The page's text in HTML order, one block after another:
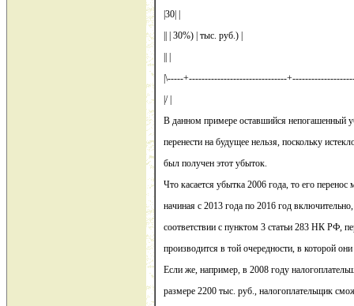
|30| |
|| | 30%) | тыс. руб.) |
|\-----+-------------------------------
|/ |
В данном примере оставшийся непогашенный
перенести на будущее нельзя, поскольку
был получен этот убыток.
Что касается убытка 2006 года, то его
начиная с 2013 года по 2016 год
соответствии с пунктом 3 статьи 283 НК РФ,
производится в той очередности, в которой
Если же, например, в 2008 году
размере 2200 тыс. руб., налогоплательщик